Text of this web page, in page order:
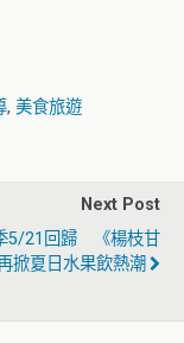
, 美食旅遊
Next Post
5/21回歸 《楊枝甘
掀夏日水果飲熱潮